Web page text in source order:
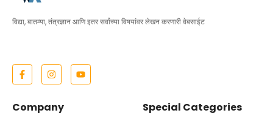
विद्या, बातम्या, तंत्रज्ञान आणि इतर सर्वांच्या विषयांवर लेखन करणारी वेबसाईट
Company Special Categories